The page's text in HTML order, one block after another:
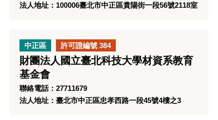
法人地址：100006臺北市中正區貴陽街一段56號2118室
中正區 許可證編號 384
財團法人國立臺北科技大學材資系教育
基金會
聯絡電話：27711679
法人地址：臺北市中正區忠孝西路一段45號4樓之3